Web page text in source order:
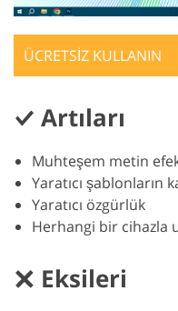
ÜCRETSİZ KULLANIN
Artıları
Muhteşem metin
Yaratıcı şablonların
Yaratıcı özgürlük
Herhangi bir cihazla
Eksileri